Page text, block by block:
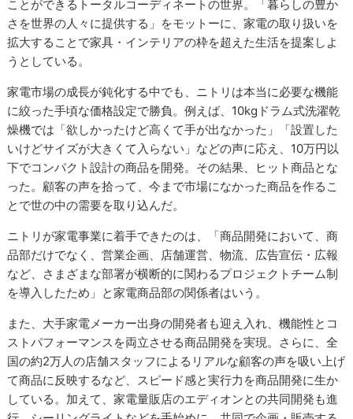
ことができるトータルコーディネートの世界。「暮らしの豊か
さを世界の人々に提供する」をモットーに、家電の取り扱いを
拡大することで家具・インテリアの枠を超えた生活を提案しよ
うとしている。
家電市場の成長が鈍化する中でも、ニトリは本当に必要な機能
に絞った手頃な価格設定で勝負。例えば、10kgドラム式洗濯乾
燥機では「欲しかったけど高くて手が出なかった」「設置した
いけどサイズが大きくて入らない」などの声に応え、10万円以
下でコンパクト設計の商品を開発。その結果、ヒット商品とな
った。顧客の声を拾って、今まで市場になかった商品を作るこ
とで世の中の需要を取り込んだ。
ニトリが家電事業に着手できたのは、「商品開発において、商
品部だけでなく、営業企画、店舗運営、物流、広告宣伝・広報
など、さまざまな部署が横断的に関わるプロジェクトチーム制
を導入したため」と家電商品部の関係者はいう。
また、大手家電メーカー出身の開発者も迎え入れ、機能性とコ
ストパフォーマンスを両立させる商品開発を実現。さらに、全
国の約2万人の店舗スタッフによるリアルな顧客の声を吸い上げ
て商品に反映するなど、スピード感と実行力を商品開発に生か
している。加えて、家電量販店のエディオンとの共同開発も進